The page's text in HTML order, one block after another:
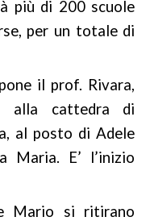
più di 200 scuole
per un totale di
il prof. Rivara,
alla cattedra di
al posto di Adele
Maria. E’ l’inizio
Mario si ritirano